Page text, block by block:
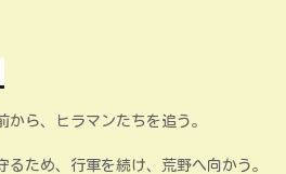
ら、ヒラマンたちを追う。
ため、行軍を続け、荒野へ向かう。